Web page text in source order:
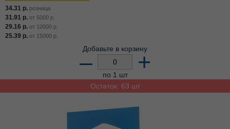
34.31 р. розница
31.91 р. от 5000 р.
29.16 р. от 10000 р.
25.39 р. от 15000 р.
Добавьте в корзину
– +
по 1 шт
Остаток: 63 шт